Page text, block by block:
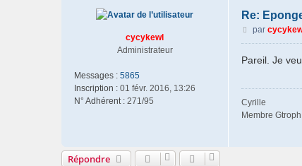
cycykewl
Administrateur
Messages : 5865
Inscription : 01 févr. 2016, 13:26
N° Adhérent : 271/95
Re:
M
e
e
par
Pareil. Je
Cyrille
Membre
Répondre